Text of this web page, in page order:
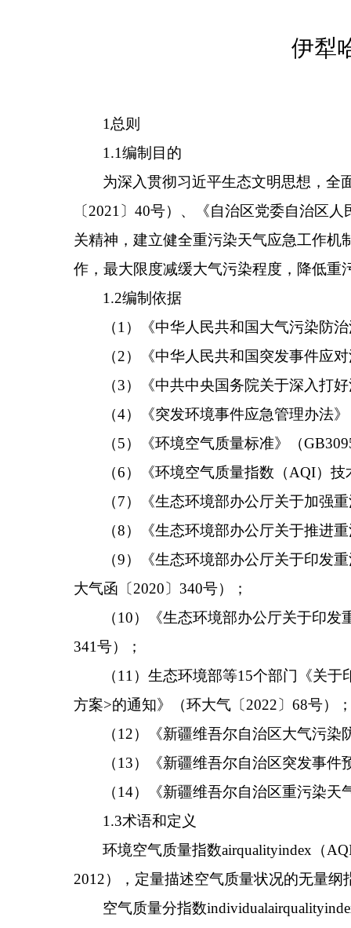
伊犁
1 总则
1.1编制目的
为深入贯彻习近平生态文明思想，全
〔2021 〕 40号） 、 《自治区党委自治区人
关精神 ，建立健全重污染天气应急工作
作，最大限度减缓大气污染程度，降低重
1.2编制依据
（1 ）
《中华人民共和国大气污染防
（2）《中华人民共和国突发事件应
（3）《中共中央国务院关于深入打
（4）《突发环境事件应急管理办法
（5）《环境空气质量标准》（
（6）《环境空气质量指数（AQI）技
（7）《生态环境部办公厅关于加强
（8）《生态环境部办公厅关于推进
（9）《生态环境部办公厅关于印发
大气函 〔2020〕 340号）
；
（10）《生态环境部办公厅关于印发
341号）
；
（11 ）生态环境部等15个部门《关于
方案>的通知》 （环大气 〔2022〕 68号）
（12）《新疆维吾尔自治区大气污染
（13）《新疆维吾尔自治区突发事件
（14）《新疆维吾尔自治区重污染天
1.3术语和定义
环境空气质量指数airqualityindex （
2012），定量描述空气质量状况的无量纲
空气质量分指数